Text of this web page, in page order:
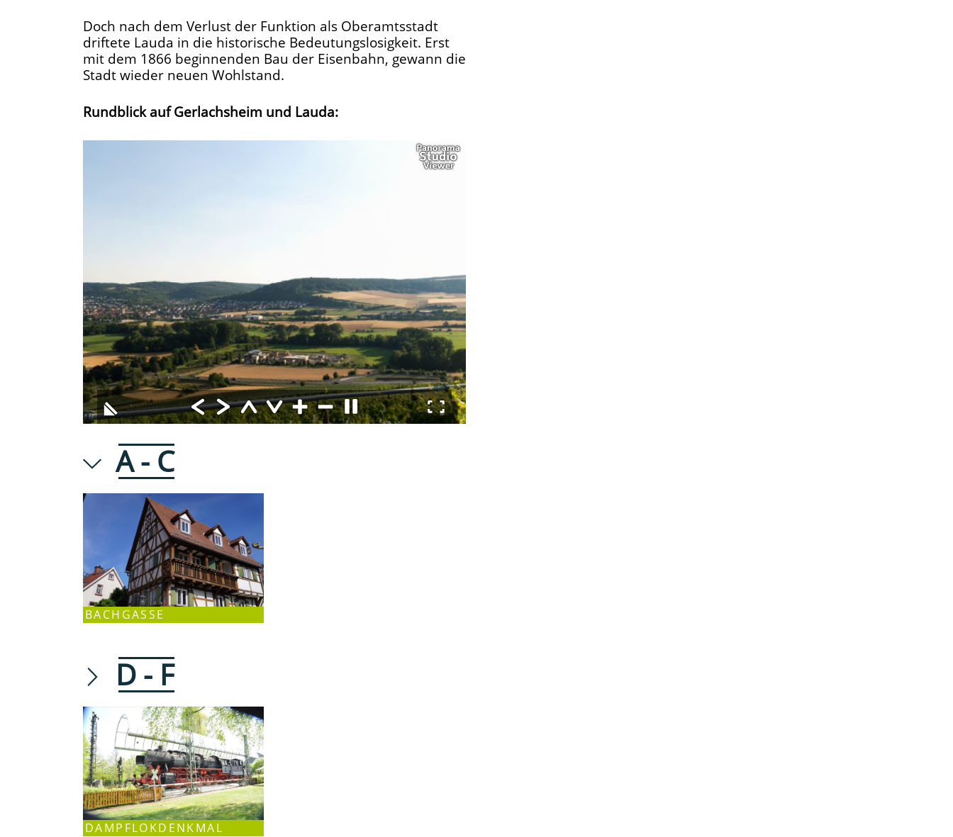
Doch nach dem Verlust der Funktion als Oberamtsstadt
driftete Lauda in die historische Bedeutungslosigkeit. Erst
mit dem 1866 beginnenden Bau der Eisenbahn, gewann die
Stadt wieder neuen Wohlstand.
Rundblick auf Gerlachsheim und Lauda:
A - C
BACHGASSE
D - F
DAMPFLOKDENKMAL